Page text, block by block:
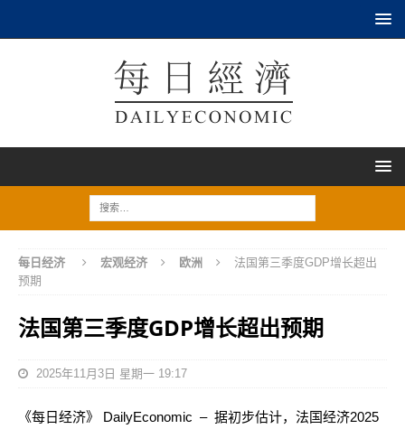
每日经济 宏观经济 欧洲
法国第三季度GDP增长超出
预期
法国第三季度GDP增长超出预期
2025年11月3日 星期一 19:17
《每日经济》 DailyEconomic – 据初步估计，法国经济2025